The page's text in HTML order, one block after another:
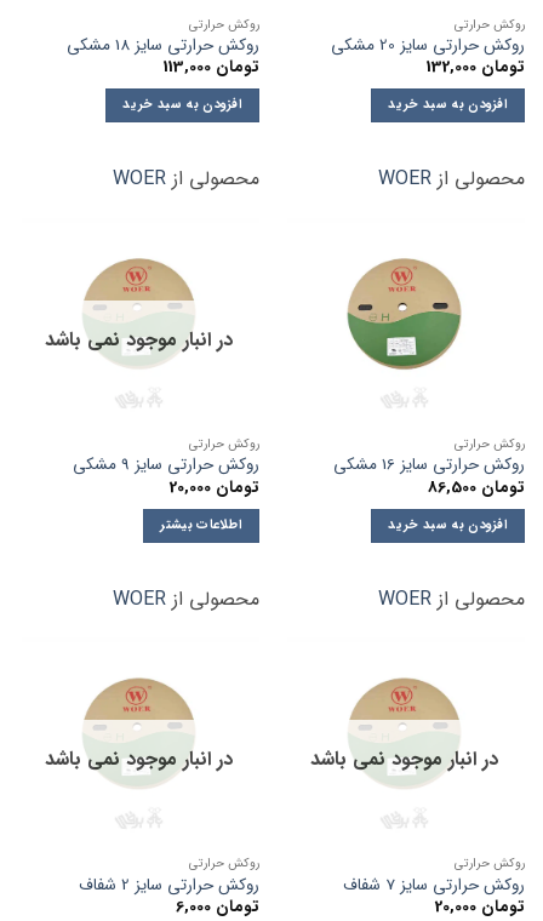
روکش حرارتی
روکش حرارتی سایز 20 مشکی
تومان
افزودن به سبد خرید
محصولی از WOER
روکش حرارتی
روکش حرارتی سایز 18 مشکی
تومان
افزودن به سبد خرید
محصولی از WOER
روکش حرارتی
روکش حرارتی سایز 16 مشکی
تومان
افزودن به سبد خرید
محصولی از WOER
در انبار موجود نمی باشد
روکش حرارتی
روکش حرارتی سایز 9 مشکی
تومان
اطلاعات بیشتر
محصولی از WOER
در انبار موجود نمی باشد
روکش حرارتی
روکش حرارتی سایز 7 شفاف
تومان
در انبار موجود نمی باشد
روکش حرارتی
روکش حرارتی سایز 2 شفاف
تومان